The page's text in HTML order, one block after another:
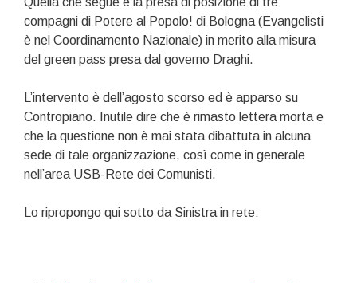
compagni di Potere al Popolo! di Bologna (Evangelisti
è nel Coordinamento Nazionale) in merito alla misura
del green pass presa dal governo Draghi.
L’intervento è dell’agosto scorso ed è apparso su
Contropiano. Inutile dire che è rimasto lettera morta e
che la questione non è mai stata dibattuta in alcuna
sede di tale organizzazione, così come in generale
nell’area USB-Rete dei Comunisti.
Lo ripropongo qui sotto da Sinistra in rete: